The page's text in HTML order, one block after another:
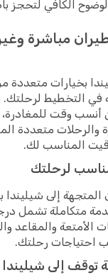
الكافي لتحجز
مباشرة
بخيارات متعددة
في التخطيط
أنسب وقت للمغادرة،
والرحلات متعددة
المناسب لك.
لرحلتك
إلى شيليندا
متكاملة تشمل
الأمتعة والمقاعد
احتياجات رحلتك.
توقف إلى شيليندا